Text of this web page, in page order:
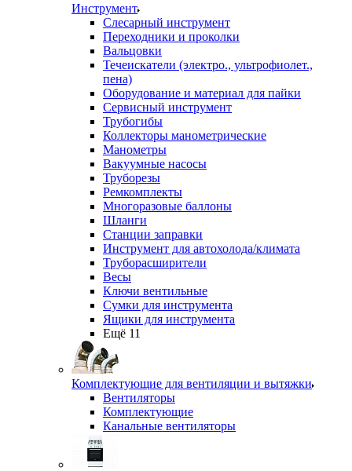
Инструмент
Слесарный инструмент
Переходники и проколки
Вальцовки
Течеискатели (электро., ультрофиолет.,
пена)
Оборудование и материал для пайки
Сервисный инструмент
Трубогибы
Коллекторы манометрические
Манометры
Вакуумные насосы
Труборезы
Ремкомплекты
Многоразовые баллоны
Шланги
Станции заправки
Инструмент для автохолода/климата
Труборасширители
Весы
Ключи вентильные
Сумки для инструмента
Ящики для инструмента
Ещё 11
Комплектующие для вентиляции и вытяжки
Вентиляторы
Комплектующие
Канальные вентиляторы